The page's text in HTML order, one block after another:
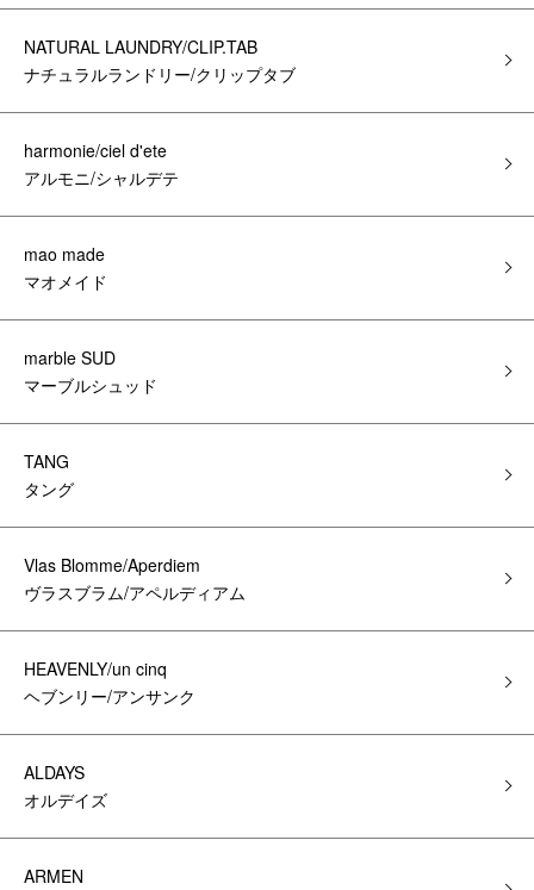
NATURAL LAUNDRY/CLIP.TAB
ナチュラルランドリー/クリップタブ
harmonie/ciel d'ete
アルモニ/シャルデテ
mao made
マオメイド
marble SUD
マーブルシュッド
TANG
タング
Vlas Blomme/Aperdiem
ヴラスブラム/アペルディアム
HEAVENLY/un cinq
ヘブンリー/アンサンク
ALDAYS
オルデイズ
ARMEN